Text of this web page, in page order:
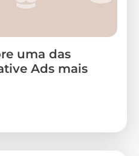
uma das
Ads mais